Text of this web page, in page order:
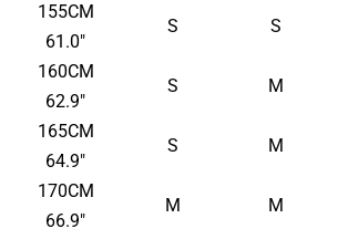
155CM
61.0"
S S
160CM
62.9"
S M
165CM
64.9"
S M
170CM
66.9"
M M